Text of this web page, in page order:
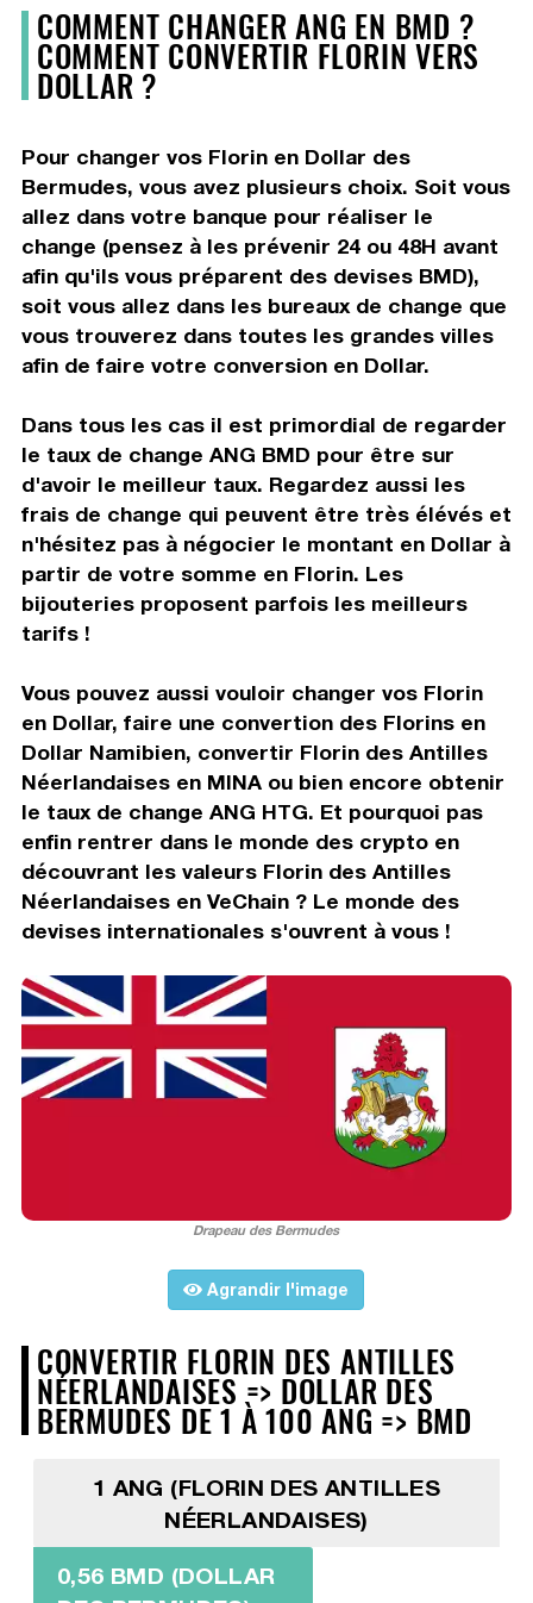
COMMENT CHANGER ANG EN BMD ?
COMMENT CONVERTIR FLORIN VERS
DOLLAR ?
Pour changer vos Florin en Dollar des
Bermudes, vous avez plusieurs choix. Soit vous
allez dans votre banque pour réaliser le
change (pensez à les prévenir 24 ou 48H avant
afin qu'ils vous préparent des devises BMD),
soit vous allez dans les bureaux de change que
vous trouverez dans toutes les grandes villes
afin de faire votre conversion en Dollar.
Dans tous les cas il est primordial de regarder
le taux de change ANG BMD pour être sur
d'avoir le meilleur taux. Regardez aussi les
frais de change qui peuvent être très élévés et
n'hésitez pas à négocier le montant en Dollar à
partir de votre somme en Florin. Les
bijouteries proposent parfois les meilleurs
tarifs !
Vous pouvez aussi vouloir changer vos Florin
en Dollar, faire une convertion des Florins en
Dollar Namibien, convertir Florin des Antilles
Néerlandaises en MINA ou bien encore obtenir
le taux de change ANG HTG. Et pourquoi pas
enfin rentrer dans le monde des crypto en
découvrant les valeurs Florin des Antilles
Néerlandaises en VeChain ? Le monde des
devises internationales s'ouvrent à vous !
Drapeau des Bermudes
Agrandir l'image
CONVERTIR FLORIN DES ANTILLES
NÉERLANDAISES => DOLLAR DES
BERMUDES DE 1 À 100 ANG => BMD
1 ANG (FLORIN DES ANTILLES
NÉERLANDAISES)
0,56 BMD (DOLLAR